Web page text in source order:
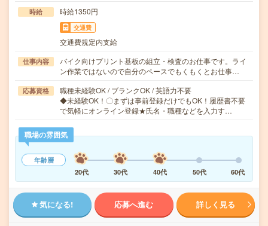
時給 時給1350円
交通費
交通費規定内支給
仕事内容
バイク向けプリント基板の組立・検査のお仕事です。ライ
ン作業ではないので自分のペースでもくもくとお仕事…
応募資格
職種未経験OK / ブランクOK / 英語力不要
◆未経験OK！〇まずは事前登録だけでもOK！履歴書不要
で気軽にオンライン登録★氏名・職種などを入力す…
職場の雰囲気
年齢層
20代
30代 40代 50代 60代
気になる! 応募へ進む 詳しく見る